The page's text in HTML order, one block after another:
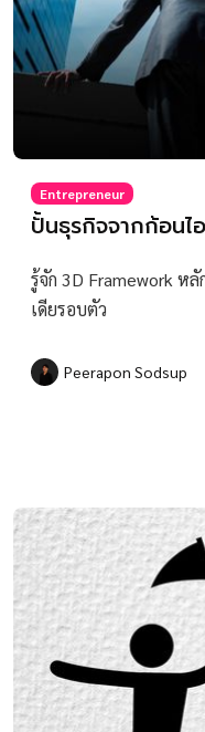
Entrepreneur
ปั้นธุรกิจจากก้อนไ
รู้จัก 3D Framework ห
เดียรอบตัว
Peerapon Sodsup